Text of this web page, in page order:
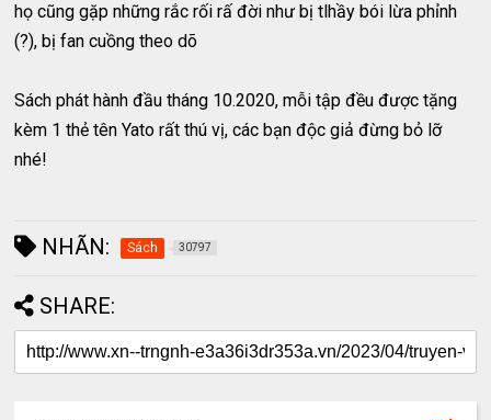
họ cũng gặp những rắc rối rấ đời như bị tlhầy bói lừa phỉnh
(?), bị fan cuồng theo dõ
Sách phát hành đầu tháng 10.2020, mỗi tập đều được tặng
kèm 1 thẻ tên Yato rất thú vị, các bạn độc giả đừng bỏ lỡ
nhé!
NHÃN: Sách 30797
SHARE: